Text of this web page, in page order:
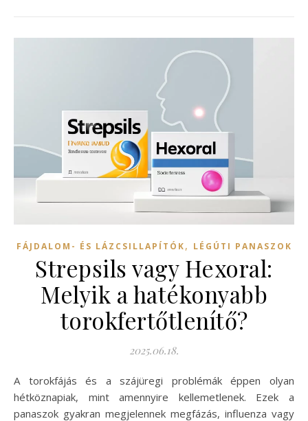
FÁJDALOM- ÉS LÁZCSILLAPÍTÓK, LÉGÚTI PANASZOK
Strepsils vagy Hexoral:
Melyik a hatékonyabb
torokfertőtlenítő?
2025.06.18.
A torokfájás és a szájüregi problémák éppen olyan
hétköznapiak, mint amennyire kellemetlenek. Ezek a
panaszok gyakran megjelennek megfázás, influenza vagy